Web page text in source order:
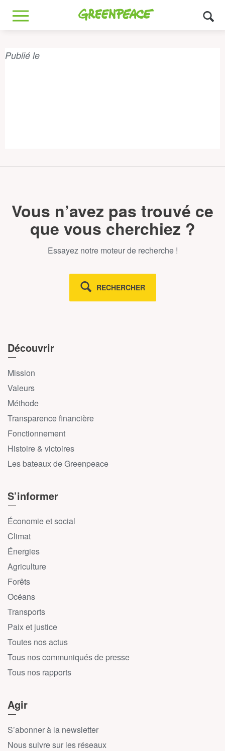
Greenpeace
MENU
Publié le
Vous n’avez pas trouvé ce
que vous cherchiez ?
Essayez notre moteur de recherche !
RECHERCHER
Découvrir
Mission
Valeurs
Méthode
Transparence financière
Fonctionnement
Histoire & victoires
Les bateaux de Greenpeace
S’informer
Économie et social
Climat
Énergies
Agriculture
Forêts
Océans
Transports
Paix et justice
Toutes nos actus
Tous nos communiqués de presse
Tous nos rapports
Agir
S’abonner à la newsletter
Nous suivre sur les réseaux